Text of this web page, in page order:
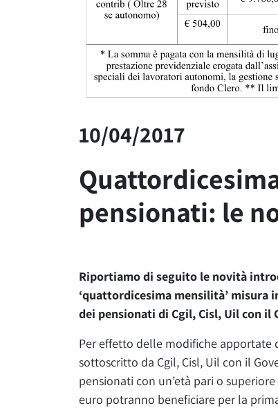
10/04/2017
pensionati: le
Riportiamo di seguito le novità
‘quattordicesima mensilità’ misura
dei pensionati di Cgil, Cisl, Uil con il
Per effetto delle modifiche apportate
sottoscritto da Cgil, Cisl, Uil con il
pensionati con un’età pari o
euro potranno beneficiare per la